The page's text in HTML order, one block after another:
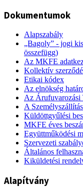
Dokumentumok
Alapszabály
„Bagoly” - jogi
összefügg)
Az MKFE
Kollektív
Etikai kódex
Az elnökség
Az Árufuvarozási
A
Küldöttgyűlési
MKFE éves
Együttműködési
Szervezeti
Általános
Kiküldetési
Alapítvány